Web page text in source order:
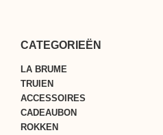
CATEGORIEËN
LA BRUME
TRUIEN
ACCESSOIRES
CADEAUBON
ROKKEN